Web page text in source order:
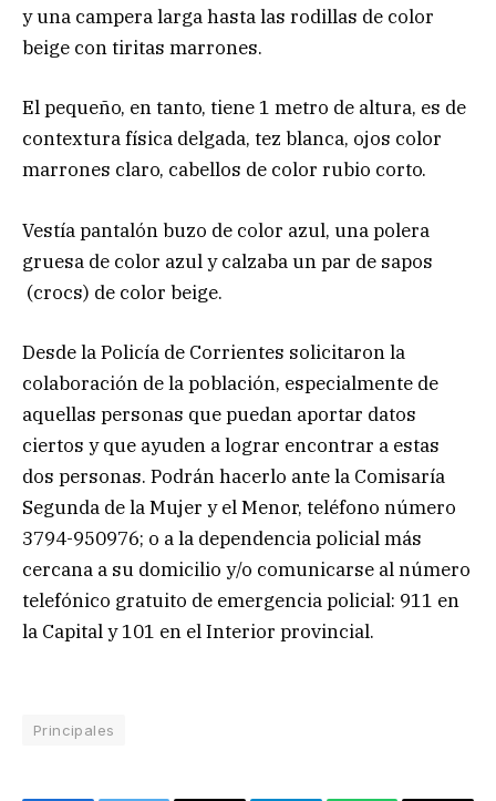
y una campera larga hasta las rodillas de color
beige con tiritas marrones.
El pequeño, en tanto, tiene 1 metro de altura, es de
contextura física delgada, tez blanca, ojos color
marrones claro, cabellos de color rubio corto.
Vestía pantalón buzo de color azul, una polera
gruesa de color azul y calzaba un par de sapos
(crocs) de color beige.
Desde la Policía de Corrientes solicitaron la
colaboración de la población, especialmente de
aquellas personas que puedan aportar datos
ciertos y que ayuden a lograr encontrar a estas
dos personas. Podrán hacerlo ante la Comisaría
Segunda de la Mujer y el Menor, teléfono número
3794-950976; o a la dependencia policial más
cercana a su domicilio y/o comunicarse al número
telefónico gratuito de emergencia policial: 911 en
la Capital y 101 en el Interior provincial.
Principales